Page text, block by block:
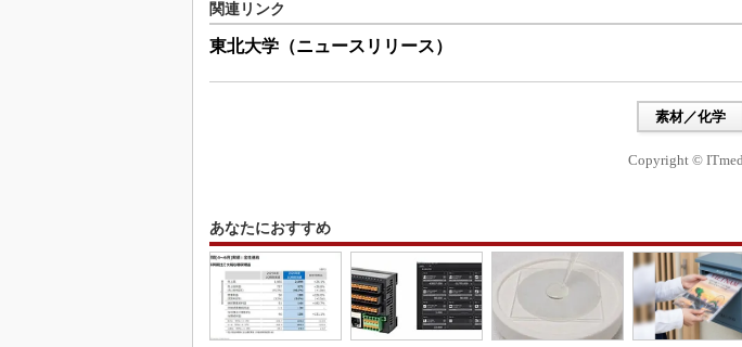
関連リンク
東北大学（ニュースリリース）
素材／化学
Copyright ©
あなたにおすすめ